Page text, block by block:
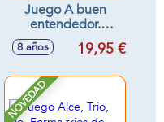
Juego A buen
entendedor.
Prueba tu habilidad
para comunicarte
8 años 19,95 €
NOVEDAD